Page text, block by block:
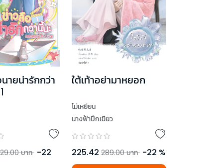
ายน่ารักกว่า
บาท -22
ใต้เท้าอย่ามาหยอก
โม่เหยียน
นางฟ้าปีกเขียว
225.42 289.00 บาท -22 %